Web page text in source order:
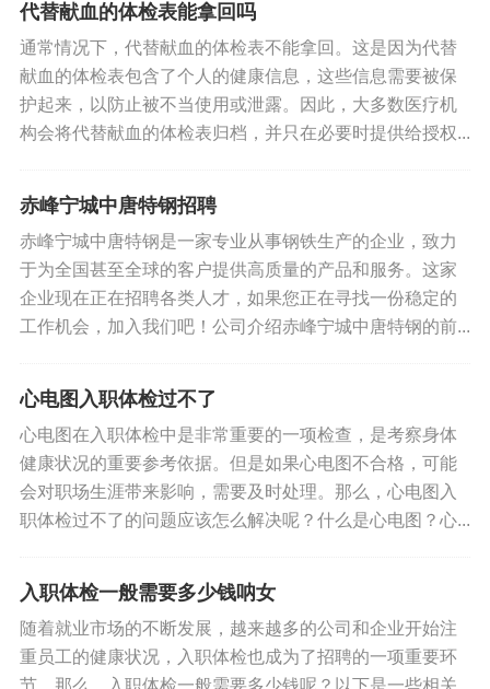
只有这样，才能有效预防肺大泡的产生。
标签: 体检查出肺大泡怎么办
代替献血的体检表能拿回吗
通常情况下，代替献血的体检表不能拿回。这是因为代替
献血的体检表包含了个人的健康信息，这些信息需要被保
护起来，以防止被不当使用或泄露。因此，大多数医疗机
构会将代替献血的体检表归档，并只在必要时提供给授权...
赤峰宁城中唐特钢招聘
赤峰宁城中唐特钢是一家专业从事钢铁生产的企业，致力
于为全国甚至全球的客户提供高质量的产品和服务。这家
企业现在正在招聘各类人才，如果您正在寻找一份稳定的
工作机会，加入我们吧！公司介绍赤峰宁城中唐特钢的前...
心电图入职体检过不了
心电图在入职体检中是非常重要的一项检查，是考察身体
健康状况的重要参考依据。但是如果心电图不合格，可能
会对职场生涯带来影响，需要及时处理。那么，心电图入
职体检过不了的问题应该怎么解决呢？什么是心电图？心...
入职体检一般需要多少钱呐女
随着就业市场的不断发展，越来越多的公司和企业开始注
重员工的健康状况，入职体检也成为了招聘的一项重要环
节。那么，入职体检一般需要多少钱呢？以下是一些相关